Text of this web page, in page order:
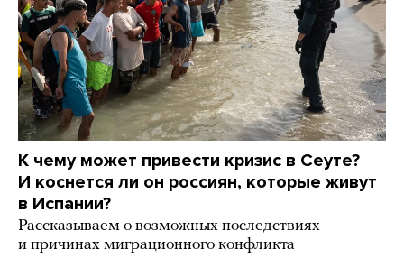
К чему может привести кризис в Сеуте?
И коснется ли он россиян, которые живут
в Испании?
Рассказываем о возможных последствиях
и причинах миграционного конфликта